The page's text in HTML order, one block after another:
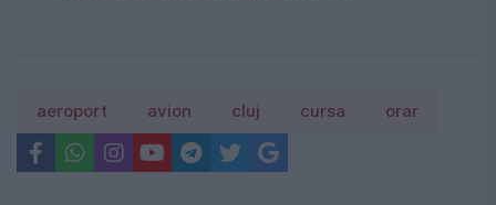
aeroport avion cluj cursa orar